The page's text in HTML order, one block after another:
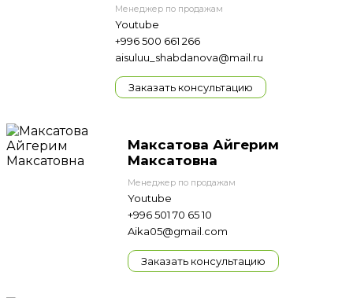
Менеджер по продажам
Youtube
+996 500 661 266
aisuluu_shabdanova@mail.ru
Заказать консультацию
Максатова Айгерим
Максатовна
Менеджер по продажам
Youtube
+996 501 70 65 10
Aika05@gmail.com
Заказать консультацию